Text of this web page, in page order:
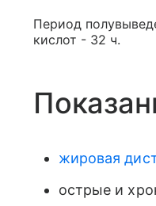
Период
кислот - 32 ч.
жировая
острые и